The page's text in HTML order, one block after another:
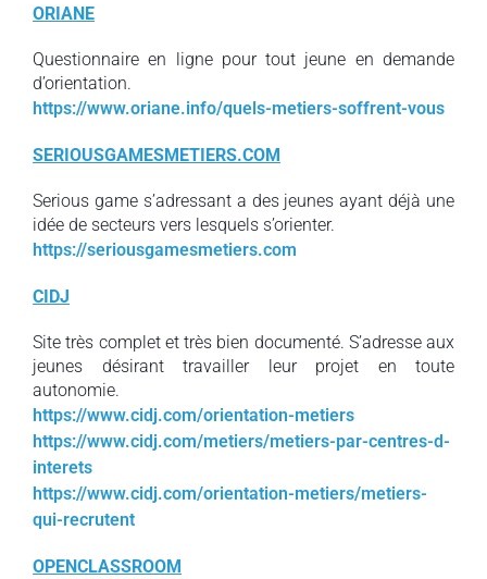
ORIANE
Questionnaire en ligne pour tout jeune en demande
d’orientation.
https://www.oriane.info/quels-metiers-soffrent-vous
SERIOUSGAMESMETIERS.COM
Serious game s’adressant a des jeunes ayant déjà une
idée de secteurs vers lesquels s’orienter.
https://seriousgamesmetiers.com
CIDJ
Site très complet et très bien documenté. S’adresse aux
jeunes désirant travailler leur projet en toute
autonomie.
https://www.cidj.com/orientation-metiers
https://www.cidj.com/metiers/metiers-par-centres-d-
interets
https://www.cidj.com/orientation-metiers/metiers-
qui-recrutent
OPENCLASSROOM